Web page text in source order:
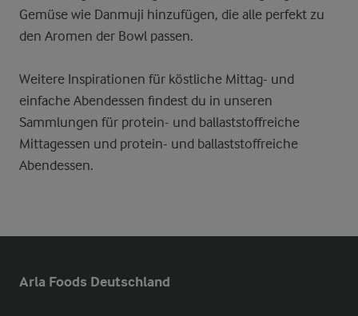
Gemüse wie Danmuji hinzufügen, die alle perfekt zu
den Aromen der Bowl passen.
Weitere Inspirationen für köstliche Mittag- und
einfache Abendessen findest du in unseren
Sammlungen für protein- und ballaststoffreiche
Mittagessen und protein- und ballaststoffreiche
Abendessen.
Arla Foods Deutschland